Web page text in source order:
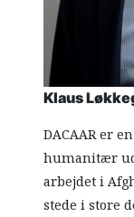
Klaus
DACAAR er
humanitær
arbejdet i
stede i store